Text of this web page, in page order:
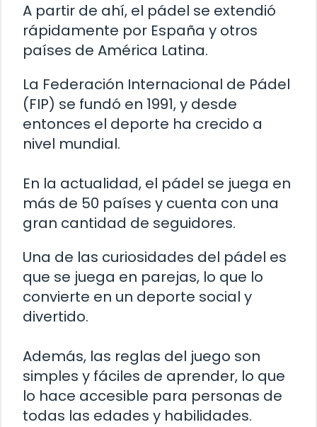
A partir de ahí, el pádel se extendió
rápidamente por España y otros
países de América Latina.
La Federación Internacional de Pádel
(FIP) se fundó en 1991, y desde
entonces el deporte ha crecido a
nivel mundial.
En la actualidad, el pádel se juega en
más de 50 países y cuenta con una
gran cantidad de seguidores.
Una de las curiosidades del pádel es
que se juega en parejas, lo que lo
convierte en un deporte social y
divertido.
Además, las reglas del juego son
simples y fáciles de aprender, lo que
lo hace accesible para personas de
todas las edades y habilidades.